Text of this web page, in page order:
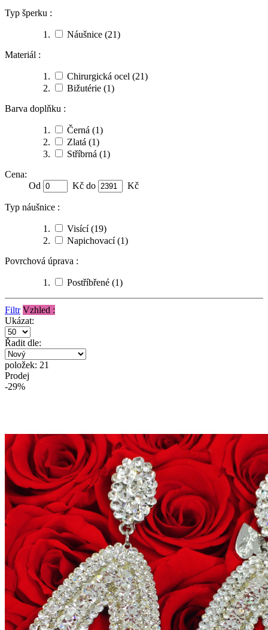
Typ šperku :
Náušnice (21)
Materiál :
Chirurgická ocel (21)
Bižutérie (1)
Barva doplňku :
Černá (1)
Zlatá (1)
Stříbrná (1)
Cena:
Od
Kč do Kč
Typ náušnice :
Visící(19)
Napichovací(1)
Povrchová úprava :
Postříbřené (1)
Filtr Vzhled :
Ukázat:
Řadit dle:
položek: 21
Prodej
-29%